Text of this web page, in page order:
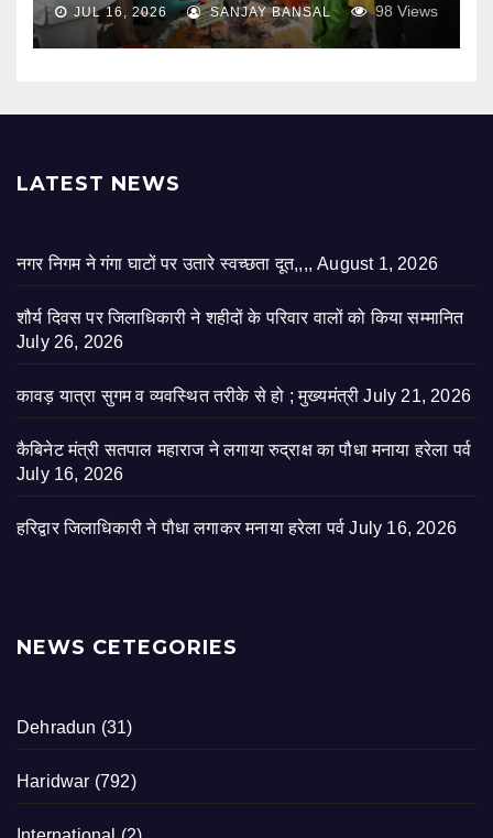
JUL 16, 2026 SANJAY BANSAL 98 Views
LATEST NEWS
नगर निगम ने गंगा घाटों पर उतारे स्वच्छता दूत,,,, August 1, 2026
शौर्य दिवस पर जिलाधिकारी ने शहीदों के परिवार वालों को किया सम्मानित
July 26, 2026
कावड़ यात्रा सुगम व व्यवस्थित तरीके से हो ; मुख्यमंत्री July 21, 2026
कैबिनेट मंत्री सतपाल महाराज ने लगाया रुद्राक्ष का पौधा मनाया हरेला पर्व
July 16, 2026
हरिद्वार जिलाधिकारी ने पौधा लगाकर मनाया हरेला पर्व July 16, 2026
NEWS CETEGORIES
Dehradun (31)
Haridwar (792)